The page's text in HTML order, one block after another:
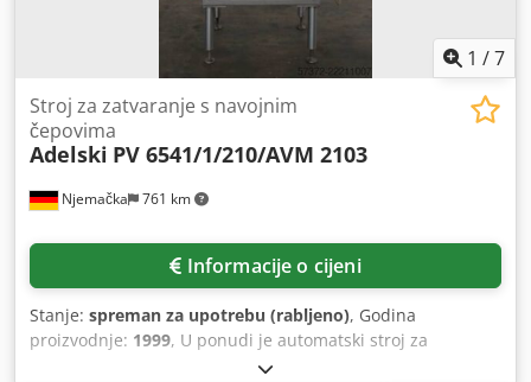
1 /7
Njemačka 761 km
Stroj za zatvaranje s navojnim
čepovima
Adelski PV 6541/1/210/AVM 2103
Informacije o cijeni
Stanje: spreman za upotrebu (rabljeno), Godina
proizvodnje: 1999, U ponudi je automatski stroj za
zatvaranje Adelski za automatsko zatvaranje boca s